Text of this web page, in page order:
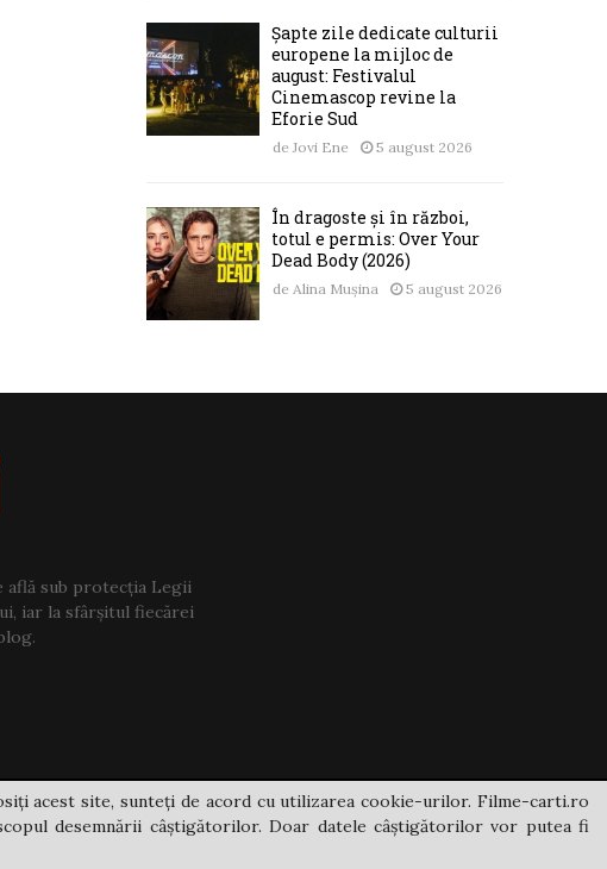
Șapte zile dedicate culturii
europene la mijloc de
august: Festivalul
Cinemascop revine la
Eforie Sud
de Jovi Ene 5 august 2026
În dragoste și în război,
totul e permis: Over Your
Dead Body (2026)
de Alina Mușina 5 august 2026
sub protecția Legii
iar la sfârșitul fiecărei
acest site, sunteți de acord cu utilizarea cookie-urilor. Filme-carti.ro
desemnării câștigătorilor. Doar datele câștigătorilor vor putea fi